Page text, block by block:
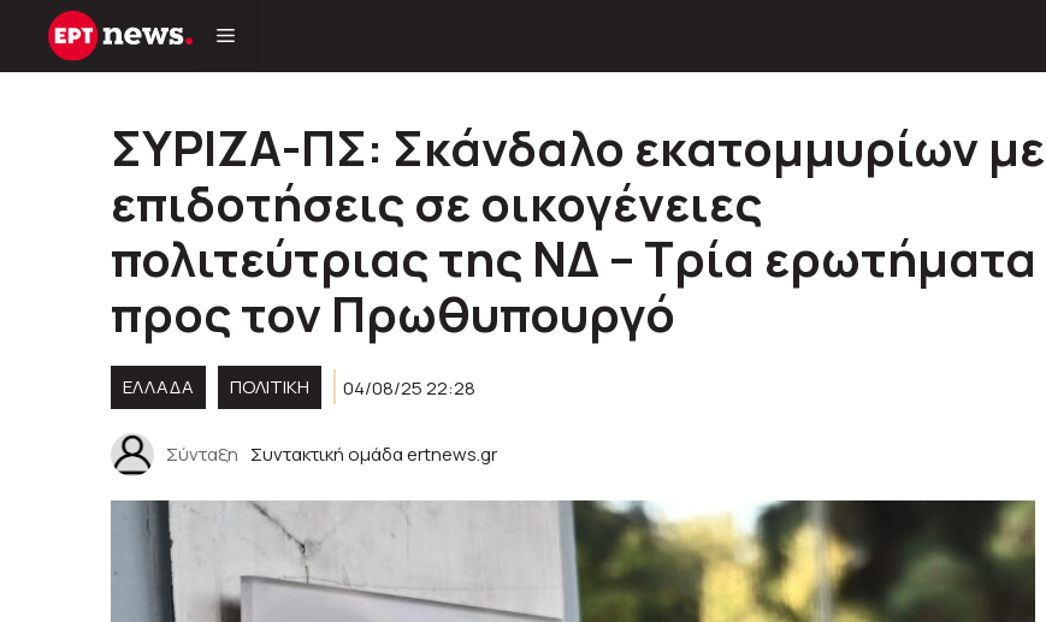
Μετάβαση
ΣΥΡΙΖΑ-ΠΣ: Σκάνδαλο εκατομμυρίων με
επιδοτήσεις σε οικογένειες
πολιτεύτριας της ΝΔ – Τρία ερωτήματα
προς τον Πρωθυπουργό
ΕΛΛΑΔΑ ΠΟΛΙΤΙΚΉ 04/08/25 22:28
Σύνταξη Συντακτική ομάδα ertnews.gr